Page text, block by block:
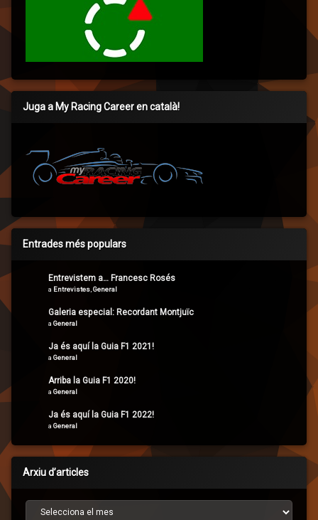
Juga a My Racing Career en català!
Entrades més populars
Entrevistem a… Francesc Rosés
a Entrevistes,General
Galeria especial: Recordant Montjuïc
a General
Ja és aquí la Guia F1 2021!
a General
Arriba la Guia F1 2020!
a General
Ja és aquí la Guia F1 2022!
a General
Arxiu d’articles
Arxiu d’articles